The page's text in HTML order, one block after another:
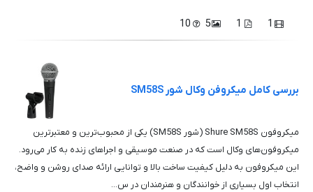
1
1
5
10
بررسی کامل میکروفن وکال شور SM58S
میکروفون Shure SM58S (شور SM58S) یکی از محبوب‌ترین و معتبرترین
میکروفون‌های وکال است که در صنعت موسیقی و اجراهای زنده به کار می‌رود.
این میکروفون به دلیل کیفیت ساخت بالا و توانایی ارائه صدای روشن و واضح،
انتخاب اول بسیاری از خوانندگان و هنرمندان در س...